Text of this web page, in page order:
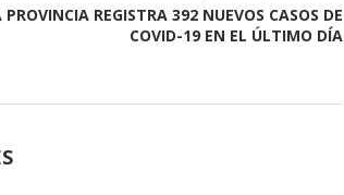
PROVINCIA REGISTRA 392 NUEVOS CASOS DE
COVID-19 EN EL ÚLTIMO DÍA